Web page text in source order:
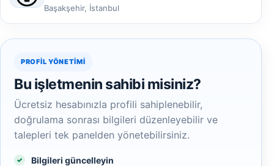
Başakşehir, İstanbul
PROFIL YÖNETIMI
Bu işletmenin sahibi misiniz?
Ücretsiz hesabınızla profili sahiplenebilir,
doğrulama sonrası bilgileri düzenleyebilir ve
talepleri tek panelden yönetebilirsiniz.
Bilgileri güncelleyin